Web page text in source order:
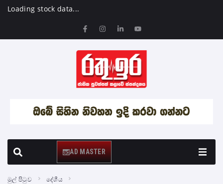
Loading stock data...
AD MASTER
මුල් පිටුව
දේශීය